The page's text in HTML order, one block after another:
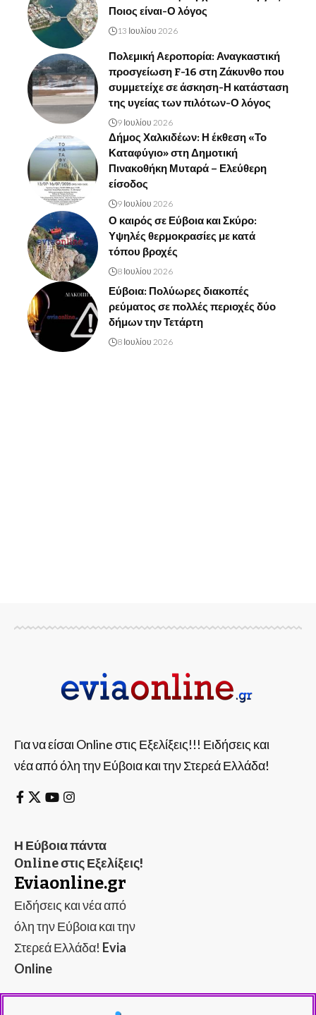
Ποιος είναι-Ο λόγος
13 Ιουλίου 2026
Πολεμική Αεροπορία: Αναγκαστική
προσγείωση F-16 στη Ζάκυνθο που
συμμετείχε σε άσκηση-Η κατάσταση
της υγείας των πιλότων-Ο λόγος
9 Ιουλίου 2026
Δήμος Χαλκιδέων: Η έκθεση «Το
Καταφύγιο» στη Δημοτική
Πινακοθήκη Μυταρά – Ελεύθερη
είσοδος
9 Ιουλίου 2026
Ο καιρός σε Εύβοια και Σκύρο:
Υψηλές θερμοκρασίες με κατά
τόπου βροχές
8 Ιουλίου 2026
Εύβοια: Πολύωρες διακοπές
ρεύματος σε πολλές περιοχές δύο
δήμων την Τετάρτη
8 Ιουλίου 2026
Για να είσαι Online στις Εξελίξεις!!! Ειδήσεις και
νέα από όλη την Εύβοια και την Στερεά Ελλάδα!
Η Εύβοια πάντα
Online στις Εξελίξεις!
Eviaonline.gr
Ειδήσεις και νέα από
όλη την Εύβοια και την
Στερεά Ελλάδα! Evia
Online